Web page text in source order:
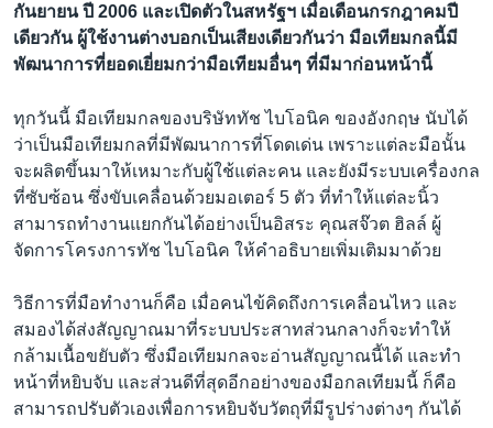
ไป
การ
สังคมและสุขภาพ
ไลฟ์สไตล์
ตรวจสอบข่าว
เรียนรู้ภาษาอังกฤษ
พอดคาสต์
ติดตามเรา
เลือกภาษา
กันยายน ปี 2006 และเปิดตัวในสหรัฐฯ เมื่อเดือนกรกฎาคมปี
เดียวกัน ผู้ใช้งานต่างบอกเป็นเสียงเดียวกันว่า มือเทียมกลนี้มี
พัฒนาการที่ยอดเยี่ยมกว่ามือเทียมอื่นๆ ที่มีมาก่อนหน้านี้
ทุกวันนี้ มือเทียมกลของบริษัททัช ไบโอนิค ของอังกฤษ นับได้
ว่าเป็นมือเทียมกลที่มีพัฒนาการที่โดดเด่น เพราะแต่ละมือนั้น
จะผลิตขึ้นมาให้เหมาะกับผู้ใช้แต่ละคน และยังมีระบบเครื่องกล
ที่ซับซ้อน ซึ่งขับเคลื่อนด้วยมอเตอร์ 5 ตัว ที่ทำให้แต่ละนิ้ว
สามารถทำงานแยกกันได้อย่างเป็นอิสระ คุณสจ๊วต ฮิลล์ ผู้
จัดการโครงการทัช ไบโอนิค ให้คำอธิบายเพิ่มเติมมาด้วย
วิธีการที่มือทำงานก็คือ เมื่อคนไข้คิดถึงการเคลื่อนไหว และ
สมองได้ส่งสัญญาณมาที่ระบบประสาทส่วนกลางก็จะทำให้
กล้ามเนื้อขยับตัว ซึ่งมือเทียมกลจะอ่านสัญญาณนี้ได้ และทำ
หน้าที่หยิบจับ และส่วนดีที่สุดอีกอย่างของมือกลเทียมนี้ ก็คือ
สามารถปรับตัวเองเพื่อการหยิบจับวัตถุที่มีรูปร่างต่างๆ กันได้